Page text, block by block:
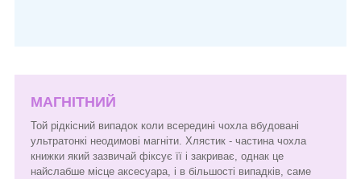
МАГНІТНИЙ
Той рідкісний випадок коли всередині чохла вбудовані
ультратонкі неодимові магніти. Хлястик - частина чохла
книжки який зазвичай фіксує її і закриває, однак це
найслабше місце аксесуара, і в більшості випадків, саме